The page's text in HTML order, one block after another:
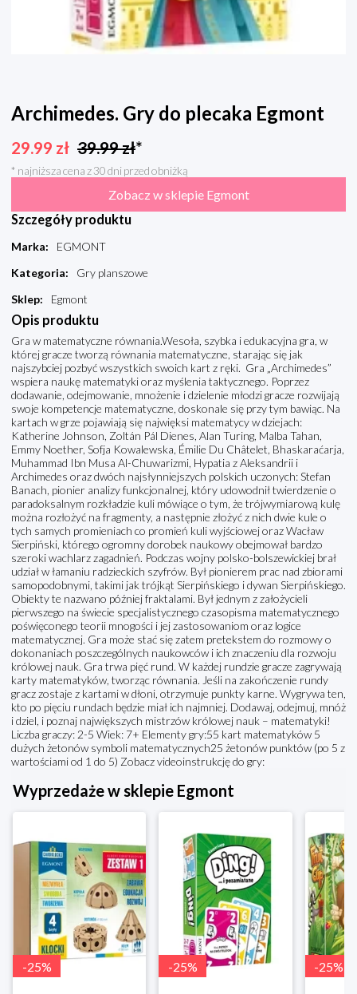
Archimedes. Gry do plecaka Egmont
29.99 zł 39.99zł*
* najniższa cena z 30 dni przed obniżką
Zobacz w sklepie Egmont
Szczegóły produktu
Marka:
EGMONT
Kategoria:
Gry planszowe
Sklep: Egmont
Opis produktu
Gra w matematyczne równania.Wesoła, szybka i edukacyjna gra, w
której gracze tworzą równania matematyczne, starając się jak
najszybciej pozbyć wszystkich swoich kart z ręki. Gra „Archimedes”
wspiera naukę matematyki oraz myślenia taktycznego. Poprzez
dodawanie, odejmowanie, mnożenie i dzielenie młodzi gracze rozwijają
swoje kompetencje matematyczne, doskonale się przy tym bawiąc. Na
kartach w grze pojawiają się najwięksi matematycy w dziejach:
Katherine Johnson, Zoltán Pál Dienes, Alan Turing, Malba Tahan,
Emmy Noether, Sofja Kowalewska, Émilie Du Châtelet, Bhaskaraćarja,
Muhammad Ibn Musa Al-Chuwarizmi, Hypatia z Aleksandrii i
Archimedes oraz dwóch najsłynniejszych polskich uczonych: Stefan
Banach, pionier analizy funkcjonalnej, który udowodnił twierdzenie o
paradoksalnym rozkładzie kuli mówiące o tym, że trójwymiarową kulę
można rozłożyć na fragmenty, a następnie złożyć z nich dwie kule o
tych samych promieniach co promień kuli wyjściowej oraz Wacław
Sierpiński, którego ogromny dorobek naukowy obejmował bardzo
szeroki wachlarz zagadnień. Podczas wojny polsko-bolszewickiej brał
udział w łamaniu radzieckich szyfrów. Był pionierem prac nad zbiorami
samopodobnymi, takimi jak trójkąt Sierpińskiego i dywan Sierpińskiego.
Obiekty te nazwano później fraktalami. Był jednym z założycieli
pierwszego na świecie specjalistycznego czasopisma matematycznego
poświęconego teorii mnogości i jej zastosowaniom oraz logice
matematycznej. Gra może stać się zatem pretekstem do rozmowy o
dokonaniach poszczególnych naukowców i ich znaczeniu dla rozwoju
królowej nauk. Gra trwa pięć rund. W każdej rundzie gracze zagrywają
karty matematyków, tworząc równania. Jeśli na zakończenie rundy
gracz zostaje z kartami w dłoni, otrzymuje punkty karne. Wygrywa ten,
kto po pięciu rundach będzie miał ich najmniej. Dodawaj, odejmuj, mnóż
i dziel, i poznaj największych mistrzów królowej nauk – matematyki!
Liczba graczy: 2-5 Wiek: 7+ Elementy gry:55 kart matematyków 5
dużych żetonów symboli matematycznych25 żetonów punktów (po 5 z
wartościami od 1 do 5) Zobacz videoinstrukcję do gry:
Wyprzedaże w sklepie Egmont
-25% -25% -25%